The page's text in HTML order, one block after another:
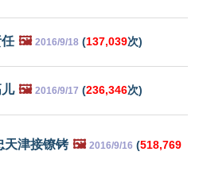
🖼️ 2016/9/18 (137,039次)
🖼️ 2016/9/17 (236,346次)
天津接镣铐 🖼️ 2016/9/16 (518,769